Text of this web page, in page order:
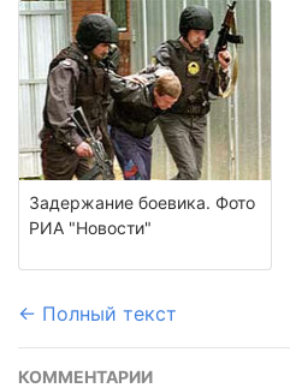
Задержание боевика. Фото
РИА "Новости"
← Полный текст
КОММЕНТАРИИ